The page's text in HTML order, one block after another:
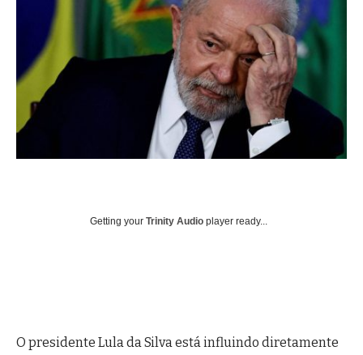
Getting your Trinity Audio player ready...
O presidente Lula da Silva está influindo diretamente